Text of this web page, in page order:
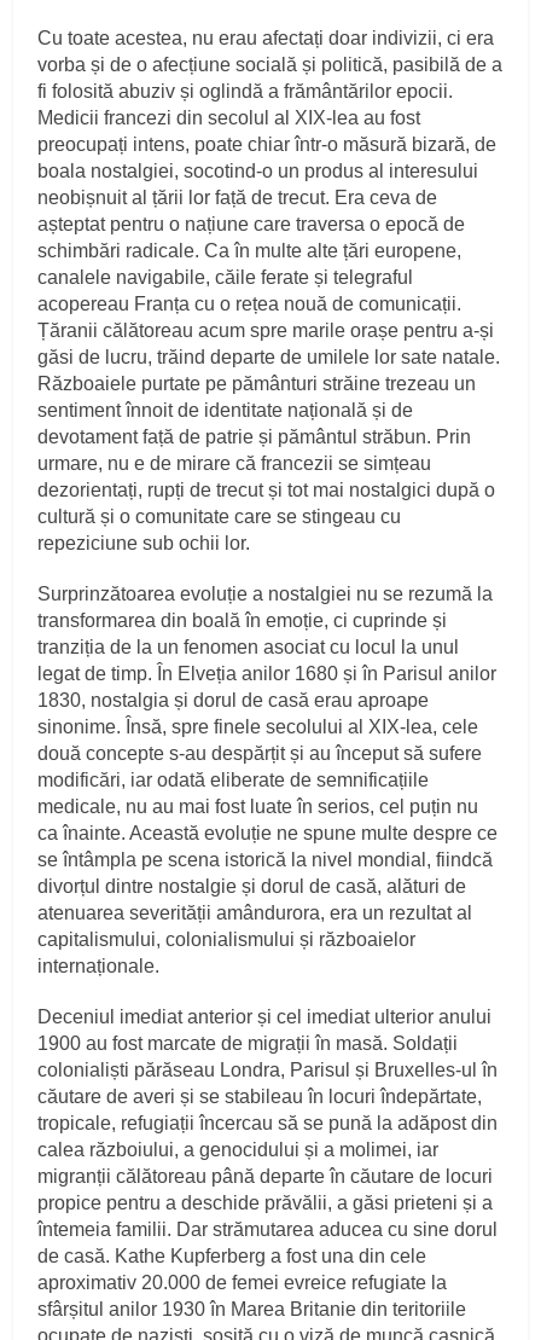
Cu toate acestea, nu erau afectați doar indivizii, ci era
vorba și de o afecțiune socială și politică, pasibilă de a
fi folosită abuziv și oglindă a frământărilor epocii.
Medicii francezi din secolul al XIX‑lea au fost
preocupați intens, poate chiar într‑o măsură bizară, de
boala nostalgiei, socotind‑o un produs al interesului
neobișnuit al țării lor față de trecut. Era ceva de
așteptat pentru o națiune care traversa o epocă de
schimbări radicale. Ca în multe alte țări europene,
canalele navigabile, căile ferate și telegraful
acopereau Franța cu o rețea nouă de comunicații.
Țăranii călătoreau acum spre marile orașe pentru a‑și
găsi de lucru, trăind departe de umilele lor sate natale.
Războaiele purtate pe pământuri străine trezeau un
sentiment înnoit de identitate națională și de
devotament față de patrie și pământul străbun. Prin
urmare, nu e de mirare că francezii se simțeau
dezorientați, rupți de trecut și tot mai nostalgici după o
cultură și o comunitate care se stingeau cu
repeziciune sub ochii lor.
Surprinzătoarea evoluție a nostalgiei nu se rezumă la
transformarea din boală în emoție, ci cuprinde și
tranziția de la un fenomen asociat cu locul la unul
legat de timp. În Elveția anilor 1680 și în Parisul anilor
1830, nostalgia și dorul de casă erau aproape
sinonime. Însă, spre finele secolului al XIX‑lea, cele
două concepte s‑au despărțit și au început să sufere
modificări, iar odată eliberate de semnificațiile
medicale, nu au mai fost luate în serios, cel puțin nu
ca înainte. Această evoluție ne spune multe despre ce
se întâmpla pe scena istorică la nivel mondial, fiindcă
divorțul dintre nostalgie și dorul de casă, alături de
atenuarea severității amândurora, era un rezultat al
capitalismului, colonialismului și războaielor
internaționale.
Deceniul imediat anterior și cel imediat ulterior anului
1900 au fost marcate de migrații în masă. Soldații
colonialiști părăseau Londra, Parisul și Bruxelles‑ul în
căutare de averi și se stabileau în locuri îndepărtate,
tropicale, refugiații încercau să se pună la adăpost din
calea războiului, a genocidului și a molimei, iar
migranții călătoreau până departe în căutare de locuri
propice pentru a deschide prăvălii, a găsi prieteni și a
întemeia familii. Dar strămutarea aducea cu sine dorul
de casă. Kathe Kupferberg a fost una din cele
aproximativ 20.000 de femei evreice refugiate la
sfârșitul anilor 1930 în Marea Britanie din teritoriile
ocupate de naziști, sosită cu o viză de muncă casnică.